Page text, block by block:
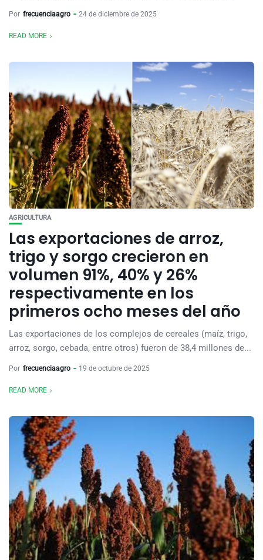
Por frecuenciaagro 24 de diciembre de 2025
READ MORE
AGRICULTURA
Las exportaciones de arroz,
trigo y sorgo crecieron en
volumen 91%, 40% y 26%
respectivamente en los
primeros ocho meses del año
Las exportaciones de los complejos de cereales (maíz, trigo,
arroz, sorgo, cebada, entre otros) fueron de 38,4 millones de...
Por frecuenciaagro 19 de octubre de 2025
READ MORE